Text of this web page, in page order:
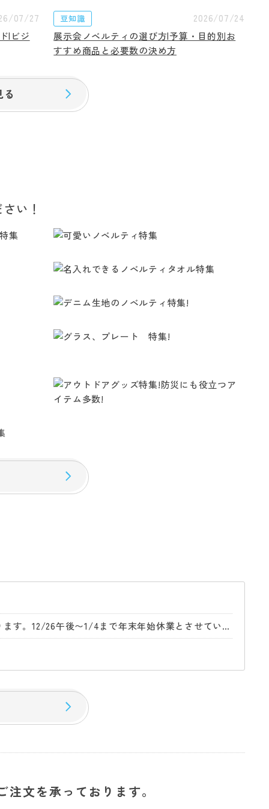
07/27
|ビジ
豆知識
2026/07/24
展示会ノベルティの選び方|予算・目的別お
すすめ商品と必要数の決め方
い！
【年末年始休業日のお知らせ】年内は12/26午前中までの営業となります。12/26午後〜1/4まで年末年始休業とさせていただきます。
文を承っております。